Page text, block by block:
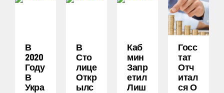
В
2020
Году
В
Укра
В
Сто
Лице
Откр
Ылс
Каб
Мин
Запр
Етил
Лиш
Госс
Тат
Отч
Итал
Ся О